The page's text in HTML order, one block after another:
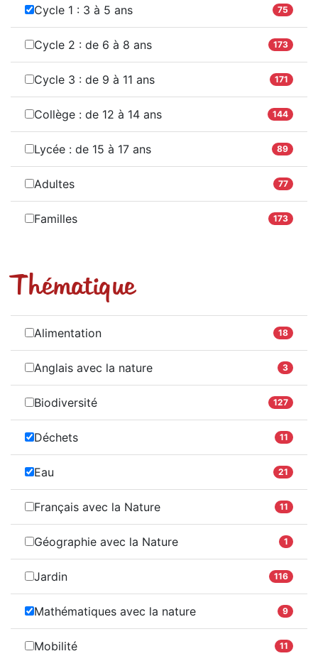
Cycle 1 : 3 à 5 ans 75
Cycle 2 : de 6 à 8 ans 173
Cycle 3 : de 9 à 11 ans 171
Collège : de 12 à 14 ans 144
Lycée : de 15 à 17 ans 89
Adultes 77
Familles 173
Thématique
Alimentation 18
Anglais avec la nature 3
Biodiversité 127
Déchets 11
Eau 21
Français avec la Nature 11
Géographie avec la Nature 1
Jardin 116
Mathématiques avec la nature 9
Mobilité 11